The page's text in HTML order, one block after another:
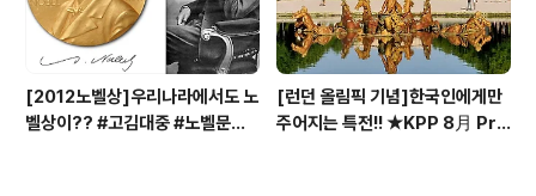
[2012노벨상]우리나라에서도 노
벨상이?? #고김대중 #노벨문학
[런던 올림픽 기념]한국인에게만
주어지는 특전!! ★KPP 8月 Pro